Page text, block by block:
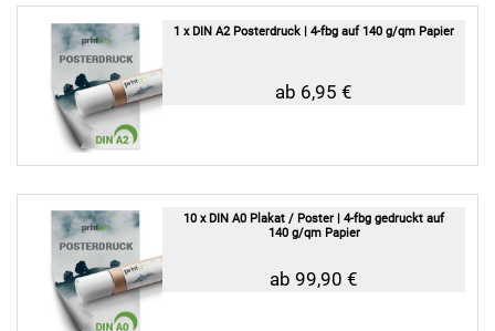
1 x DIN A2 Posterdruck | 4-fbg auf 140 g/qm Papier
ab 6,95 €
10 x DIN A0 Plakat / Poster | 4-fbg gedruckt auf
140 g/qm Papier
ab 99,90 €